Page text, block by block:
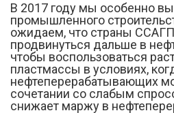
В 2017 году мы особенно
промышленного
ожидаем, что страны
продвинуться дальше в
чтобы воспользоваться
пластмассы в условиях,
нефтеперерабатывающих
сочетании со слабым
снижает маржу в